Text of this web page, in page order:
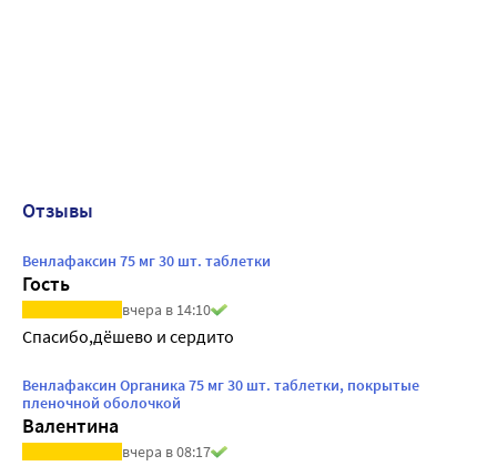
Отзывы
Венлафаксин 75 мг 30 шт. таблетки
Гость
вчера в 14:10
Спасибо,дёшево и сердито
Венлафаксин Органика 75 мг 30 шт. таблетки, покрытые
пленочной оболочкой
Валентина
вчера в 08:17